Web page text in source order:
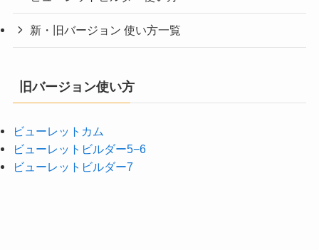
新・旧バージョン 使い方一覧
旧バージョン使い方
ビューレットカム
ビューレットビルダー5−6
ビューレットビルダー7